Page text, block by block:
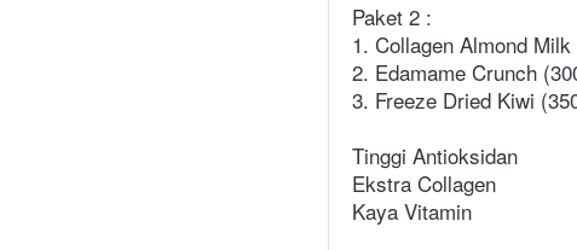
Paket 2 :
1. Collagen Almond
2. Edamame Crunch
3. Freeze Dried Kiwi
Tinggi Antioksidan
Ekstra Collagen
Kaya Vitamin